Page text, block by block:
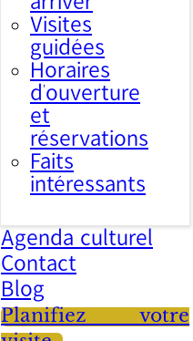
Visites
guidées
Horaires
d’ouverture
et
réservations
Faits
intéressants
Agenda culturel
Contact
Blog
Planifiez votre